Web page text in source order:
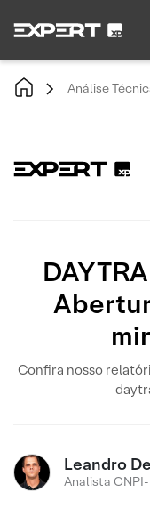
Análise
Confira nosso
Leandro
Analista